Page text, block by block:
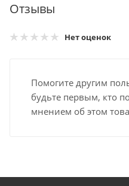
Отзывы
Нет оценок
Помогите другим
будьте первым, кто
мнением об этом